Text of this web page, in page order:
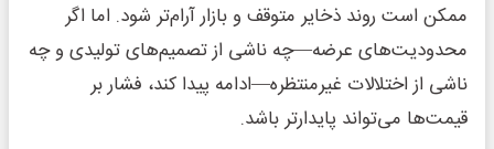
ممکن است روند ذخایر متوقف و بازار آرام‌تر شود. اما اگر
محدودیت‌های عرضه—چه ناشی از تصمیم‌های تولیدی و چه
ناشی از اختلالات غیرمنتظره—ادامه پیدا کند، فشار بر
قیمت‌ها می‌تواند پایدارتر باشد.